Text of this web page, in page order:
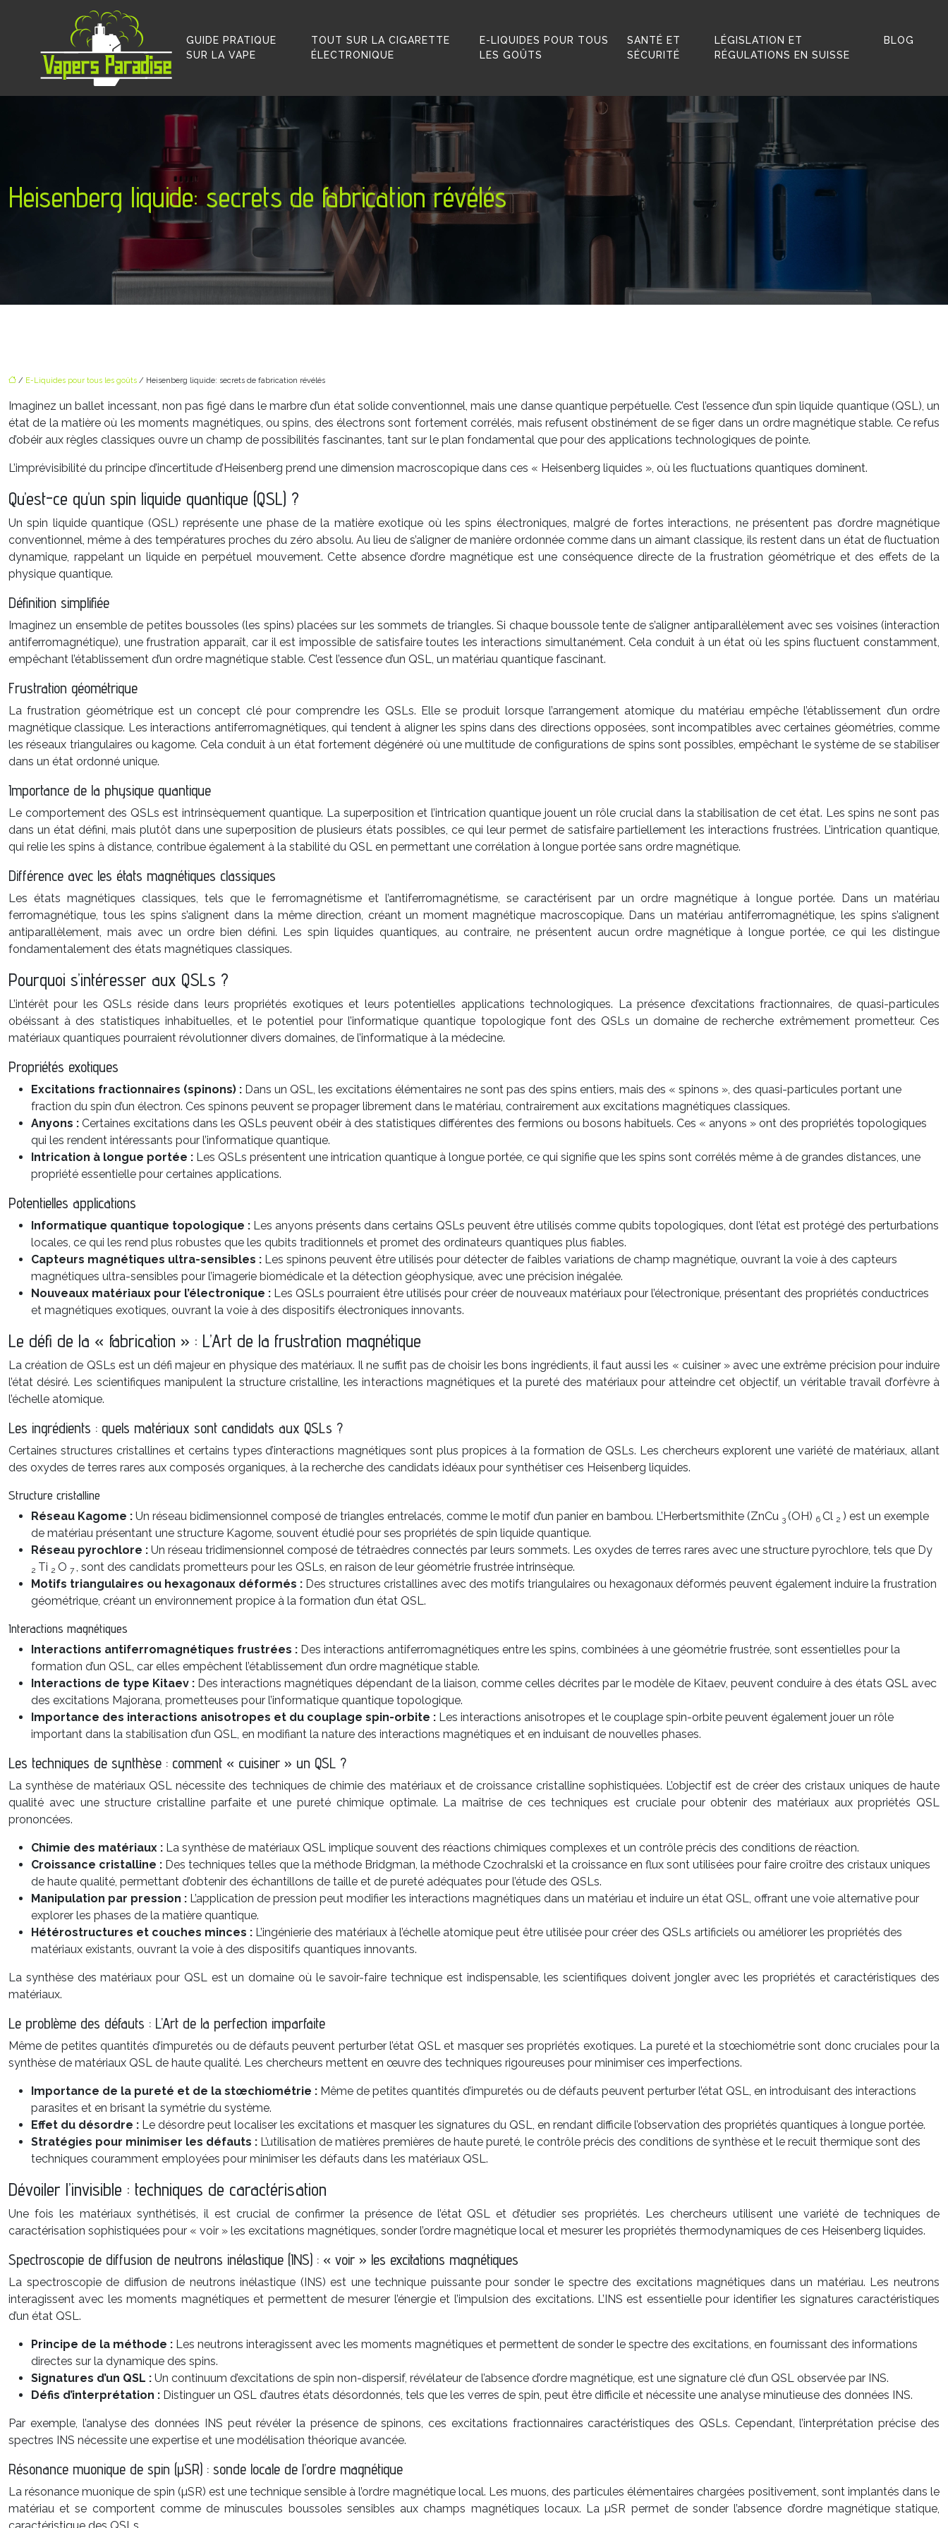
GUIDE PRATIQUE
SUR LA VAPE
TOUT SUR LA CIGARETTE
ÉLECTRONIQUE
E-LIQUIDES POUR TOUS
LES GOÛTS
SANTÉ ET
SÉCURITÉ
LÉGISLATION ET
RÉGULATIONS EN SUISSE
BLOG
Heisenberg liquide: secrets de fabrication révélés
/ E-Liquides pour tous les goûts / Heisenberg liquide: secrets de fabrication révélés
Imaginez un ballet incessant, non pas figé dans le marbre d’un état solide conventionnel, mais une danse quantique perpétuelle. C’est l’essence d’un spin liquide quantique (QSL), un
état de la matière où les moments magnétiques, ou spins, des électrons sont fortement corrélés, mais refusent obstinément de se figer dans un ordre magnétique stable. Ce refus
d’obéir aux règles classiques ouvre un champ de possibilités fascinantes, tant sur le plan fondamental que pour des applications technologiques de pointe.
L’imprévisibilité du principe d’incertitude d’Heisenberg prend une dimension macroscopique dans ces « Heisenberg liquides », où les fluctuations quantiques dominent.
Qu’est-ce qu’un spin liquide quantique (QSL) ?
Un spin liquide quantique (QSL) représente une phase de la matière exotique où les spins électroniques, malgré de fortes interactions, ne présentent pas d’ordre magnétique
conventionnel, même à des températures proches du zéro absolu. Au lieu de s’aligner de manière ordonnée comme dans un aimant classique, ils restent dans un état de fluctuation
dynamique, rappelant un liquide en perpétuel mouvement. Cette absence d’ordre magnétique est une conséquence directe de la frustration géométrique et des effets de la
physique quantique.
Définition simplifiée
Imaginez un ensemble de petites boussoles (les spins) placées sur les sommets de triangles. Si chaque boussole tente de s’aligner antiparallèlement avec ses voisines (interaction
antiferromagnétique), une frustration apparaît, car il est impossible de satisfaire toutes les interactions simultanément. Cela conduit à un état où les spins fluctuent constamment,
empêchant l’établissement d’un ordre magnétique stable. C’est l’essence d’un QSL, un matériau quantique fascinant.
Frustration géométrique
La frustration géométrique est un concept clé pour comprendre les QSLs. Elle se produit lorsque l’arrangement atomique du matériau empêche l’établissement d’un ordre
magnétique classique. Les interactions antiferromagnétiques, qui tendent à aligner les spins dans des directions opposées, sont incompatibles avec certaines géométries, comme
les réseaux triangulaires ou kagome. Cela conduit à un état fortement dégénéré où une multitude de configurations de spins sont possibles, empêchant le système de se stabiliser
dans un état ordonné unique.
Importance de la physique quantique
Le comportement des QSLs est intrinsèquement quantique. La superposition et l’intrication quantique jouent un rôle crucial dans la stabilisation de cet état. Les spins ne sont pas
dans un état défini, mais plutôt dans une superposition de plusieurs états possibles, ce qui leur permet de satisfaire partiellement les interactions frustrées. L’intrication quantique,
qui relie les spins à distance, contribue également à la stabilité du QSL en permettant une corrélation à longue portée sans ordre magnétique.
Différence avec les états magnétiques classiques
Les états magnétiques classiques, tels que le ferromagnétisme et l’antiferromagnétisme, se caractérisent par un ordre magnétique à longue portée. Dans un matériau
ferromagnétique, tous les spins s’alignent dans la même direction, créant un moment magnétique macroscopique. Dans un matériau antiferromagnétique, les spins s’alignent
antiparallèlement, mais avec un ordre bien défini. Les spin liquides quantiques, au contraire, ne présentent aucun ordre magnétique à longue portée, ce qui les distingue
fondamentalement des états magnétiques classiques.
Pourquoi s’intéresser aux QSLs ?
L’intérêt pour les QSLs réside dans leurs propriétés exotiques et leurs potentielles applications technologiques. La présence d’excitations fractionnaires, de quasi-particules
obéissant à des statistiques inhabituelles, et le potentiel pour l’informatique quantique topologique font des QSLs un domaine de recherche extrêmement prometteur. Ces
matériaux quantiques pourraient révolutionner divers domaines, de l’informatique à la médecine.
Propriétés exotiques
Excitations fractionnaires (spinons) : Dans un QSL, les excitations élémentaires ne sont pas des spins entiers, mais des « spinons », des quasi-particules portant une
fraction du spin d’un électron. Ces spinons peuvent se propager librement dans le matériau, contrairement aux excitations magnétiques classiques.
Anyons : Certaines excitations dans les QSLs peuvent obéir à des statistiques différentes des fermions ou bosons habituels. Ces « anyons » ont des propriétés topologiques
qui les rendent intéressants pour l’informatique quantique.
Intrication à longue portée : Les QSLs présentent une intrication quantique à longue portée, ce qui signifie que les spins sont corrélés même à de grandes distances, une
propriété essentielle pour certaines applications.
Potentielles applications
Informatique quantique topologique : Les anyons présents dans certains QSLs peuvent être utilisés comme qubits topologiques, dont l’état est protégé des perturbations
locales, ce qui les rend plus robustes que les qubits traditionnels et promet des ordinateurs quantiques plus fiables.
Capteurs magnétiques ultra-sensibles : Les spinons peuvent être utilisés pour détecter de faibles variations de champ magnétique, ouvrant la voie à des capteurs
magnétiques ultra-sensibles pour l’imagerie biomédicale et la détection géophysique, avec une précision inégalée.
Nouveaux matériaux pour l’électronique : Les QSLs pourraient être utilisés pour créer de nouveaux matériaux pour l’électronique, présentant des propriétés conductrices
et magnétiques exotiques, ouvrant la voie à des dispositifs électroniques innovants.
Le défi de la « fabrication » : L’Art de la frustration magnétique
La création de QSLs est un défi majeur en physique des matériaux. Il ne suffit pas de choisir les bons ingrédients, il faut aussi les « cuisiner » avec une extrême précision pour induire
l’état désiré. Les scientifiques manipulent la structure cristalline, les interactions magnétiques et la pureté des matériaux pour atteindre cet objectif, un véritable travail d’orfèvre à
l’échelle atomique.
Les ingrédients : quels matériaux sont candidats aux QSLs ?
Certaines structures cristallines et certains types d’interactions magnétiques sont plus propices à la formation de QSLs. Les chercheurs explorent une variété de matériaux, allant
des oxydes de terres rares aux composés organiques, à la recherche des candidats idéaux pour synthétiser ces Heisenberg liquides.
Structure cristalline
Réseau Kagome : Un réseau bidimensionnel composé de triangles entrelacés, comme le motif d’un panier en bambou. L’Herbertsmithite (ZnCu 3 (OH) 6 Cl 2 ) est un exemple
de matériau présentant une structure Kagome, souvent étudié pour ses propriétés de spin liquide quantique.
Réseau pyrochlore : Un réseau tridimensionnel composé de tétraèdres connectés par leurs sommets. Les oxydes de terres rares avec une structure pyrochlore, tels que Dy
2 Ti 2 O 7 , sont des candidats prometteurs pour les QSLs, en raison de leur géométrie frustrée intrinsèque.
Motifs triangulaires ou hexagonaux déformés : Des structures cristallines avec des motifs triangulaires ou hexagonaux déformés peuvent également induire la frustration
géométrique, créant un environnement propice à la formation d’un état QSL.
Interactions magnétiques
Interactions antiferromagnétiques frustrées : Des interactions antiferromagnétiques entre les spins, combinées à une géométrie frustrée, sont essentielles pour la
formation d’un QSL, car elles empêchent l’établissement d’un ordre magnétique stable.
Interactions de type Kitaev : Des interactions magnétiques dépendant de la liaison, comme celles décrites par le modèle de Kitaev, peuvent conduire à des états QSL avec
des excitations Majorana, prometteuses pour l’informatique quantique topologique.
Importance des interactions anisotropes et du couplage spin-orbite : Les interactions anisotropes et le couplage spin-orbite peuvent également jouer un rôle
important dans la stabilisation d’un QSL, en modifiant la nature des interactions magnétiques et en induisant de nouvelles phases.
Les techniques de synthèse : comment « cuisiner » un QSL ?
La synthèse de matériaux QSL nécessite des techniques de chimie des matériaux et de croissance cristalline sophistiquées. L’objectif est de créer des cristaux uniques de haute
qualité avec une structure cristalline parfaite et une pureté chimique optimale. La maîtrise de ces techniques est cruciale pour obtenir des matériaux aux propriétés QSL
prononcées.
Chimie des matériaux : La synthèse de matériaux QSL implique souvent des réactions chimiques complexes et un contrôle précis des conditions de réaction.
Croissance cristalline : Des techniques telles que la méthode Bridgman, la méthode Czochralski et la croissance en flux sont utilisées pour faire croître des cristaux uniques
de haute qualité, permettant d’obtenir des échantillons de taille et de pureté adéquates pour l’étude des QSLs.
Manipulation par pression : L’application de pression peut modifier les interactions magnétiques dans un matériau et induire un état QSL, offrant une voie alternative pour
explorer les phases de la matière quantique.
Hétérostructures et couches minces : L’ingénierie des matériaux à l’échelle atomique peut être utilisée pour créer des QSLs artificiels ou améliorer les propriétés des
matériaux existants, ouvrant la voie à des dispositifs quantiques innovants.
La synthèse des matériaux pour QSL est un domaine où le savoir-faire technique est indispensable, les scientifiques doivent jongler avec les propriétés et caractéristiques des
matériaux.
Le problème des défauts : L’Art de la perfection imparfaite
Même de petites quantités d’impuretés ou de défauts peuvent perturber l’état QSL et masquer ses propriétés exotiques. La pureté et la stœchiométrie sont donc cruciales pour la
synthèse de matériaux QSL de haute qualité. Les chercheurs mettent en œuvre des techniques rigoureuses pour minimiser ces imperfections.
Importance de la pureté et de la stœchiométrie : Même de petites quantités d’impuretés ou de défauts peuvent perturber l’état QSL, en introduisant des interactions
parasites et en brisant la symétrie du système.
Effet du désordre : Le désordre peut localiser les excitations et masquer les signatures du QSL, en rendant difficile l’observation des propriétés quantiques à longue portée.
Stratégies pour minimiser les défauts : L’utilisation de matières premières de haute pureté, le contrôle précis des conditions de synthèse et le recuit thermique sont des
techniques couramment employées pour minimiser les défauts dans les matériaux QSL.
Dévoiler l’invisible : techniques de caractérisation
Une fois les matériaux synthétisés, il est crucial de confirmer la présence de l’état QSL et d’étudier ses propriétés. Les chercheurs utilisent une variété de techniques de
caractérisation sophistiquées pour « voir » les excitations magnétiques, sonder l’ordre magnétique local et mesurer les propriétés thermodynamiques de ces Heisenberg liquides.
Spectroscopie de diffusion de neutrons inélastique (INS) : « voir » les excitations magnétiques
La spectroscopie de diffusion de neutrons inélastique (INS) est une technique puissante pour sonder le spectre des excitations magnétiques dans un matériau. Les neutrons
interagissent avec les moments magnétiques et permettent de mesurer l’énergie et l’impulsion des excitations. L’INS est essentielle pour identifier les signatures caractéristiques
d’un état QSL.
Principe de la méthode : Les neutrons interagissent avec les moments magnétiques et permettent de sonder le spectre des excitations, en fournissant des informations
directes sur la dynamique des spins.
Signatures d’un QSL : Un continuum d’excitations de spin non-dispersif, révélateur de l’absence d’ordre magnétique, est une signature clé d’un QSL observée par INS.
Défis d’interprétation : Distinguer un QSL d’autres états désordonnés, tels que les verres de spin, peut être difficile et nécessite une analyse minutieuse des données INS.
Par exemple, l’analyse des données INS peut révéler la présence de spinons, ces excitations fractionnaires caractéristiques des QSLs. Cependant, l’interprétation précise des
spectres INS nécessite une expertise et une modélisation théorique avancée.
Résonance muonique de spin (µSR) : sonde locale de l’ordre magnétique
La résonance muonique de spin (µSR) est une technique sensible à l’ordre magnétique local. Les muons, des particules élémentaires chargées positivement, sont implantés dans le
matériau et se comportent comme de minuscules boussoles sensibles aux champs magnétiques locaux. La µSR permet de sonder l’absence d’ordre magnétique statique,